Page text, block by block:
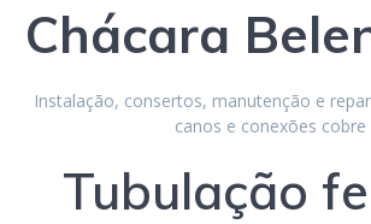
Chácara
Instalação, consertos, manutenção e
canos e conexões cobre
Tubulação